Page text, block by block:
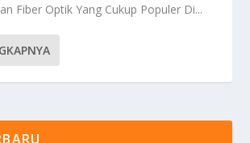
Fiber Optik Yang Cukup Populer Di...